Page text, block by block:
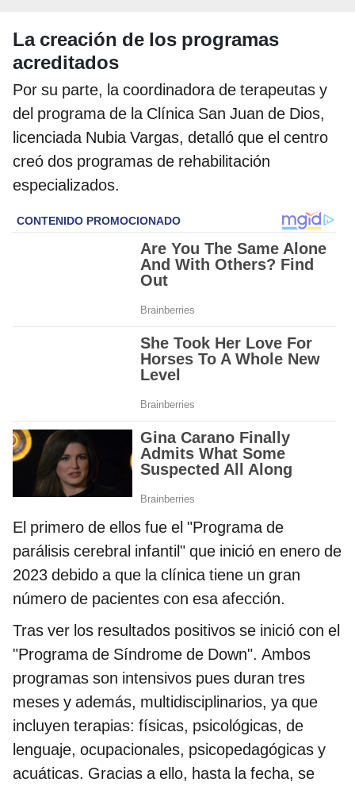
La creación de los programas
acreditados
Por su parte, la coordinadora de terapeutas y
del programa de la Clínica San Juan de Dios,
licenciada Nubia Vargas, detalló que el centro
creó dos programas de rehabilitación
especializados.
El primero de ellos fue el "Programa de
parálisis cerebral infantil" que inició en enero de
2023 debido a que la clínica tiene un gran
número de pacientes con esa afección.
Tras ver los resultados positivos se inició con el
"Programa de Síndrome de Down". Ambos
programas son intensivos pues duran tres
meses y además, multidisciplinarios, ya que
incluyen terapias: físicas, psicológicas, de
lenguaje, ocupacionales, psicopedagógicas y
acuáticas. Gracias a ello, hasta la fecha, se